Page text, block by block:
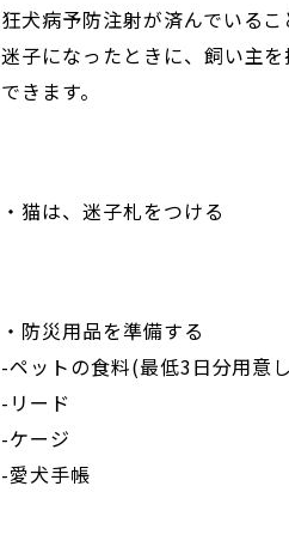
狂犬病予防注射が済んでいるこ
迷子になったときに、飼い主を
できます。
・猫は、迷子札をつける
・防災用品を準備する
-ペットの食料(最低3日分用意
-リード
-ケージ
-愛犬手帳